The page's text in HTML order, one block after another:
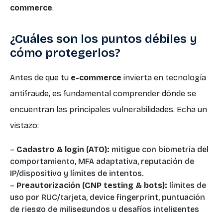
commerce.
¿Cuáles son los puntos débiles y
cómo protegerlos?
Antes de que tu e-commerce invierta en tecnología
antifraude, es fundamental comprender dónde se
encuentran las principales vulnerabilidades. Echa un
vistazo:
– Cadastro & login (ATO): mitigue con biometría del
comportamiento, MFA adaptativa, reputación de
IP/dispositivo y límites de intentos.
– Preautorización (CNP testing & bots): límites de
uso por RUC/tarjeta, device fingerprint, puntuación
de riesgo de milisegundos y desafíos inteligentes